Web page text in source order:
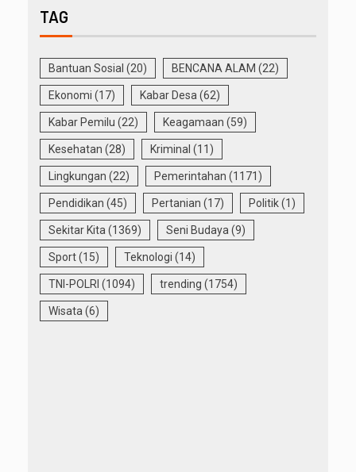
TAG
Bantuan Sosial (20) BENCANA ALAM (22)
Ekonomi (17) Kabar Desa (62)
Kabar Pemilu (22) Keagamaan (59)
Kesehatan (28) Kriminal (11)
Lingkungan (22) Pemerintahan (1171)
Pendidikan (45) Pertanian (17) Politik(1)
Sekitar Kita (1369) Seni Budaya (9)
Sport(15) Teknologi (14)
TNI-POLRI (1094) trending (1754)
Wisata (6)